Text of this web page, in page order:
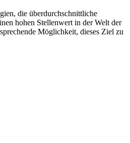
die überdurchschnittliche
hohen Stellenwert in der Welt der
Möglichkeit, dieses Ziel zu